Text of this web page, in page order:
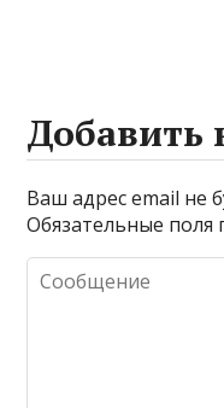
Добавить
Ваш адрес email не
Обязательные